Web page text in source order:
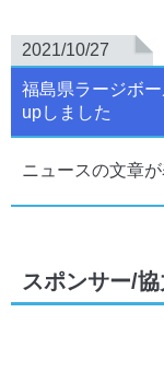
2021/10/27
福島県ラージボ
upしました
ニュースの文章
スポンサー/